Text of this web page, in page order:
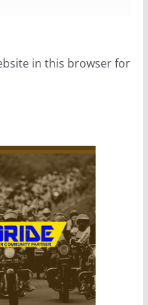
in this browser for